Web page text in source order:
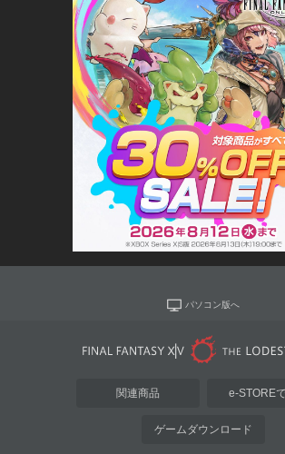
パソコン版へ
関連商品 e-STORE
ゲームダウンロード